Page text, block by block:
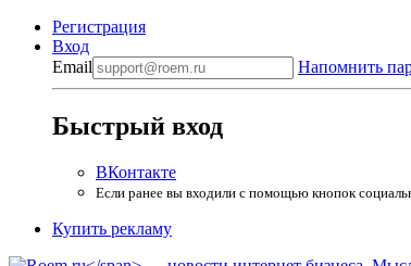
Регистрация
Вход
Email
Напомнить
Быстрый вход
ВКонтакте
Если ранее вы входили с помощью кнопок
Купить рекламу